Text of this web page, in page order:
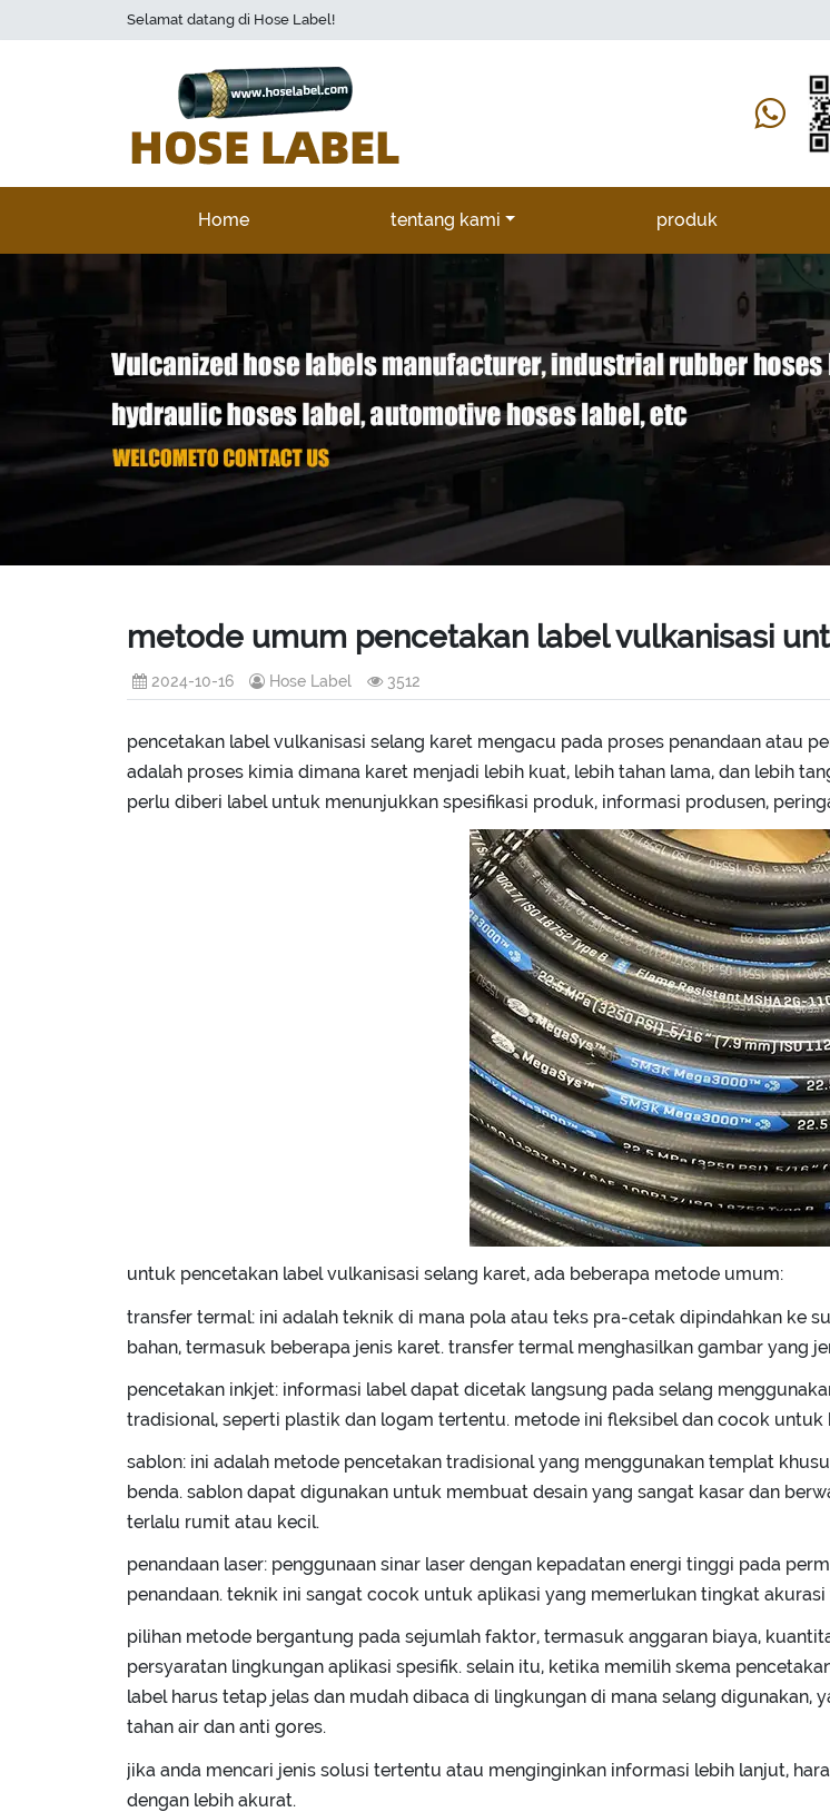
Selamat datang di Hose Label!
Home tentang kami produk
metode umum pencetakan label vulkanisasi
2024-10-16 Hose Label 3512
pencetakan label vulkanisasi selang karet mengacu pada proses penandaan atau
adalah proses kimia dimana karet menjadi lebih kuat, lebih tahan lama, dan lebih
perlu diberi label untuk menunjukkan spesifikasi produk, informasi produsen,
untuk pencetakan label vulkanisasi selang karet, ada beberapa metode umum:
transfer termal: ini adalah teknik di mana pola atau teks pra-cetak dipindahkan ke
bahan, termasuk beberapa jenis karet. transfer termal menghasilkan gambar yang
pencetakan inkjet: informasi label dapat dicetak langsung pada selang
tradisional, seperti plastik dan logam tertentu. metode ini fleksibel dan cocok untuk
sablon: ini adalah metode pencetakan tradisional yang menggunakan templat
benda. sablon dapat digunakan untuk membuat desain yang sangat kasar dan
terlalu rumit atau kecil.
penandaan laser: penggunaan sinar laser dengan kepadatan energi tinggi pada
penandaan. teknik ini sangat cocok untuk aplikasi yang memerlukan tingkat
pilihan metode bergantung pada sejumlah faktor, termasuk anggaran biaya,
persyaratan lingkungan aplikasi spesifik. selain itu, ketika memilih skema
label harus tetap jelas dan mudah dibaca di lingkungan di mana selang
tahan air dan anti gores.
jika anda mencari jenis solusi tertentu atau menginginkan informasi lebih lanjut,
dengan lebih akurat.